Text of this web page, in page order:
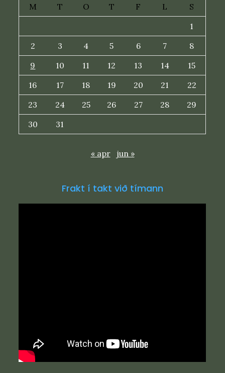
M T O T F L
S
1
2
3 4 5 6 7
8
9
10 11 12 13 14
15
16
17 18 19 20 21
22
23
24 25 26 27 28
29
30
31
« apr jun »
Frakt í takt við tímann